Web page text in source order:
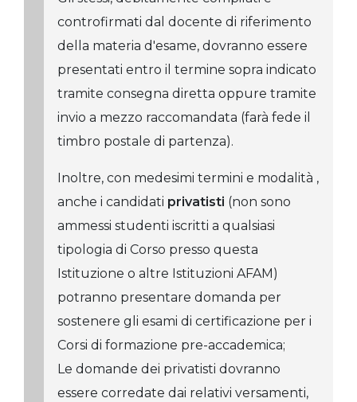
controfirmati dal docente di riferimento
della materia d'esame, dovranno essere
presentati entro il termine sopra indicato
tramite consegna diretta oppure tramite
invio a mezzo raccomandata (farà fede il
timbro postale di partenza).
Inoltre, con medesimi termini e modalità ,
anche i candidati privatisti (non sono
ammessi studenti iscritti a qualsiasi
tipologia di Corso presso questa
Istituzione o altre Istituzioni AFAM)
potranno presentare domanda per
sostenere gli esami di certificazione per i
Corsi di formazione pre-accademica;
Le domande dei privatisti dovranno
essere corredate dai relativi versamenti,